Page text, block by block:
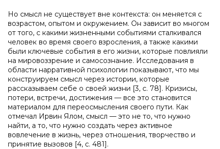
Но смысл не существует вне контекста: он меняется с
возрастом, опытом и окружением. Он зависит во многом
от того, с какими жизненными событиями сталкивался
человек во время своего взросления, а также какими
были ключевые события в его жизни, которые повлияли
на мировоззрение и самосознание. Исследования в
области нарративной психологии показывают, что мы
конструируем смысл через истории, которые
рассказываем себе о своей жизни [3, с. 78]. Кризисы,
потери, встречи, достижения — все это становится
материалом для переосмысления своего пути. Как
отмечал Ирвин Ялом, смысл — это не то, что нужно
найти, а то, что нужно создать через активное
вовлечение в жизнь, через отношения, творчество и
принятие вызовов [4, с. 481].